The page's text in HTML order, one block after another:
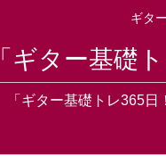
ギタ
「ギター基礎
「ギター基礎トレ365日